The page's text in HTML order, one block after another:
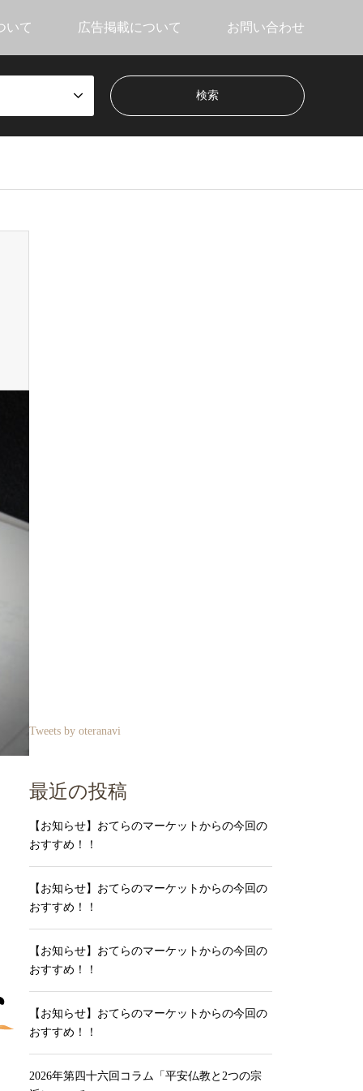
いて 広告掲載について お問い合わせ
Tweets by oteranavi
最近の投稿
【お知らせ】おてらのマーケットからの今回の
おすすめ！！
【お知らせ】おてらのマーケットからの今回の
おすすめ！！
【お知らせ】おてらのマーケットからの今回の
おすすめ！！
【お知らせ】おてらのマーケットからの今回の
おすすめ！！
2026年第四十六回コラム「平安仏教と2つの宗